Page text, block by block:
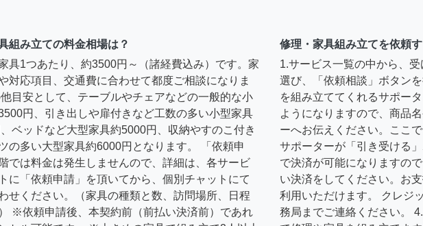
組み立ての料金相場は？
具1つあたり、約3500円～（諸経費込み）です。家
対応項目、交通費に合わせて都度ご相談になりま
目安として、テーブルやチェアなどの一般的な小
円、引き出しや扉付きなど工数の多い小型家具
ベッドなど大型家具約5000円、収納やすのこ付き
の多い大型家具約6000円となります。 「依頼申
では料金は発生しませんので、詳細は、各サービ
に「依頼申請」を頂いてから、個別チャットにて
せください。（家具の種類と数、訪問場所、日程
※依頼申請後、本契約前（前払い決済前）であれ
修理・家具組み立てを依頼
1.サービス一覧の中から、
選び、「依頼相談」ボタン
を組み立ててくれるサポー
ようになりますので、商品
ーへお伝えください。ここ
サポーターが「引き受ける
で決済が可能になりますの
い決済をしてください。お
利用いただけます。 クレジ
務局までご連絡ください。